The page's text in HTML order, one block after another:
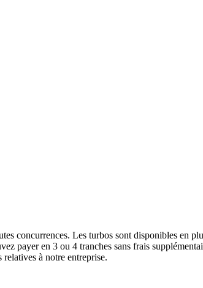
concurrences. Les turbos sont disponibles en
payer en 3 ou 4 tranches sans frais
à notre entreprise.